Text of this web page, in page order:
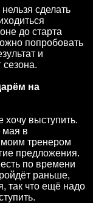
сделать
до старта
попробовать
и
сезона.
на
выступить.
мая в
тренером
предложения.
по времени
раньше,
так что ещё надо